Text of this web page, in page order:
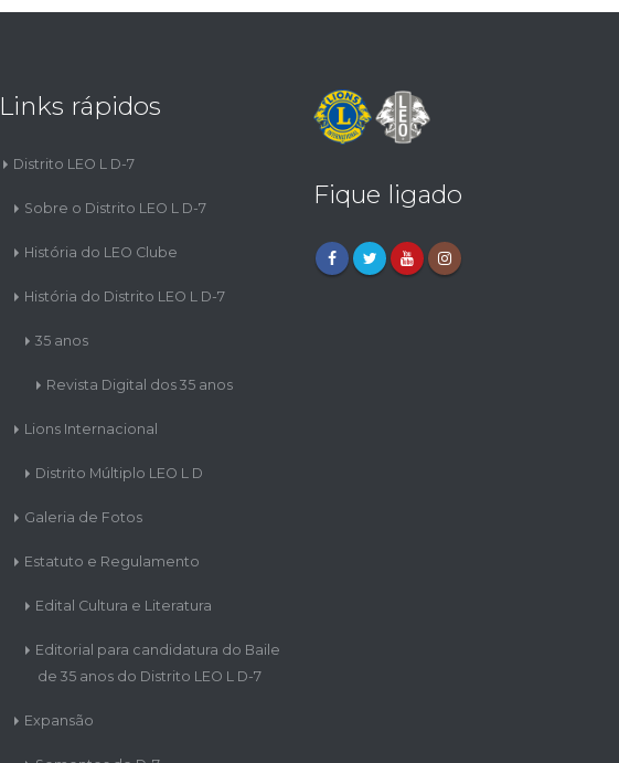
Links rápidos
Distrito LEO L D-7
Sobre o Distrito LEO L D-7
História do LEO Clube
História do Distrito LEO L D-7
35 anos
Revista Digital dos 35 anos
Lions Internacional
Distrito Múltiplo LEO L D
Galeria de Fotos
Estatuto e Regulamento
Edital Cultura e Literatura
Editorial para candidatura do Baile
de 35 anos do Distrito LEO L D-7
Expansão
Fique ligado